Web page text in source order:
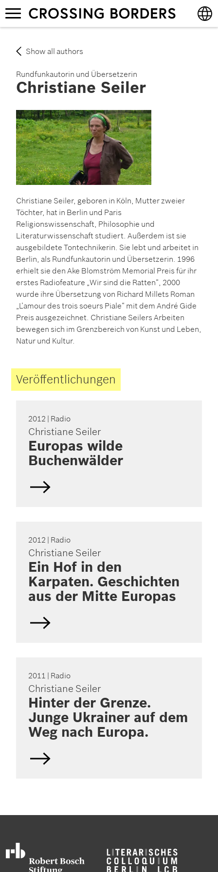
Skip
to
main
Toggle
navigation
Show all authors
Rundfunkautorin und Übersetzerin
Christiane Seiler
Christiane Seiler, geboren in Köln, Mutter zweier
Töchter, hat in Berlin und Paris
Religionswissenschaft, Philosophie und
Literaturwissenschaft studiert. Außerdem ist sie
ausgebildete Tontechnikerin. Sie lebt und arbeitet in
Berlin, als Rundfunkautorin und Übersetzerin. 1996
erhielt sie den Ake Blomström Memorial Preis für ihr
erstes Radiofeature „Wir sind die Ratten“, 2000
wurde ihre Übersetzung von Richard Millets Roman
„L’amour des trois soeurs Piale“ mit dem André Gide
Preis ausgezeichnet. Christiane Seilers Arbeiten
bewegen sich im Grenzbereich von Kunst und Leben,
Natur und Kultur.
Veröffentlichungen
2012 | Radio
Christiane Seiler
Europas wilde
Buchenwälder
2012 | Radio
Christiane Seiler
Ein Hof in den
Karpaten. Geschichten
aus der Mitte Europas
2011 | Radio
Christiane Seiler
Hinter der Grenze.
Junge Ukrainer auf dem
Weg nach Europa.